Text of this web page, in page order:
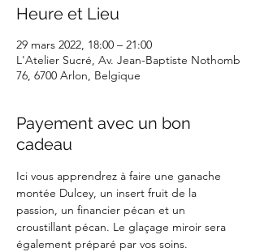
Heure et Lieu
29 mars 2022, 18:00 – 21:00
L'Atelier Sucré, Av. Jean-Baptiste Nothomb
76, 6700 Arlon, Belgique
Payement avec un bon
cadeau
Ici vous apprendrez à faire une ganache
montée Dulcey, un insert fruit de la
passion, un financier pécan et un
croustillant pécan. Le glaçage miroir sera
également préparé par vos soins. ​